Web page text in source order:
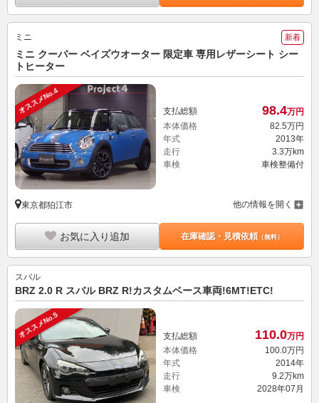
ミニ 新着
ミニ クーパー ベイズウオーター 限定車 専用レザーシート シー
トヒーター
オススメNo.4 支払総額 98.4万円
本体価格
82. 5万円
年式
2013年
走行
3.3万km
車検
車検整備付
東京都狛江市 他の情報を開く
お気に入り追加 在庫確認・見積依頼（無料）
スバル
BRZ 2.0 R スバル BRZ R!カスタムベース車両!6MT!ETC!
オススメNo.5 支払総額 110.0万円
本体価格
100.0万円
年式
2014年
走行
9.2万km
車検
2028年07月